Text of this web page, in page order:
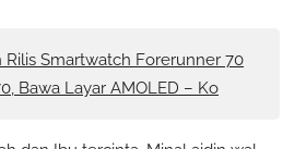
Rilis Smartwatch Forerunner 70
Bawa Layar AMOLED – Ko